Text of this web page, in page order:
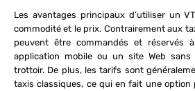
Les avantages principaux d’utiliser un
commodité et le prix. Contrairement aux
peuvent être commandés et réservés
application mobile ou un site Web
trottoir. De plus, les tarifs sont
taxis classiques, ce qui en fait une option